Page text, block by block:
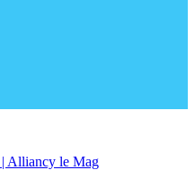
Alliancy le Mag